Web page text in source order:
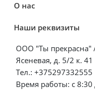
О нас
Наши реквизиты
ООО "Ты прекрасна"
Ясеневая, д. 5/2 к. 41
Тел.: +375297332555
Время работы: с 8:30